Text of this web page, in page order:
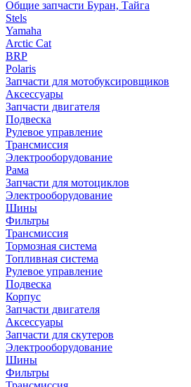
Общие запчасти Буран, Тайга
Stels
Yamaha
Arctic Cat
BRP
Polaris
Запчасти для мотобуксировщиков
Аксессуары
Запчасти двигателя
Подвеска
Рулевое управление
Трансмиссия
Электрооборудование
Рама
Запчасти для мотоциклов
Электрооборудование
Шины
Фильтры
Трансмиссия
Тормозная система
Топливная система
Рулевое управление
Подвеска
Корпус
Запчасти двигателя
Аксессуары
Запчасти для скутеров
Электрооборудование
Шины
Фильтры